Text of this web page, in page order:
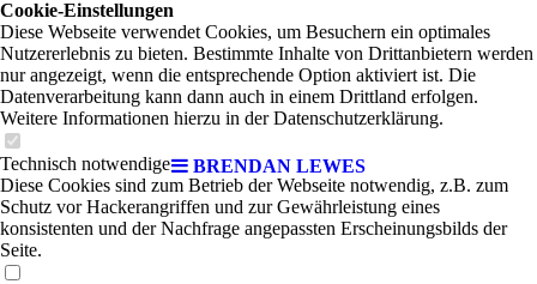
BRENDAN LEWES
Cookie-Einstellungen
Diese Webseite verwendet Cookies, um Besuchern ein optimales
Nutzererlebnis zu bieten. Bestimmte Inhalte von Drittanbietern werden
nur angezeigt, wenn die entsprechende Option aktiviert ist. Die
Datenverarbeitung kann dann auch in einem Drittland erfolgen.
Weitere Informationen hierzu in der Datenschutzerklärung.
Technisch notwendige
Diese Cookies sind zum Betrieb der Webseite notwendig, z.B. zum
Schutz vor Hackerangriffen und zur Gewährleistung eines
konsistenten und der Nachfrage angepassten Erscheinungsbilds der
Seite.